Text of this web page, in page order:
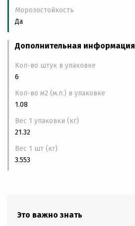
Морозостойкость
Да
Дополнительная информация
Кол-во штук в упаковке
6
Кол-во м2 (м.п.) в упаковке
1.08
Вес 1 упаковки (кг)
21.32
Вес 1 шт (кг)
3.553
Это важно знать